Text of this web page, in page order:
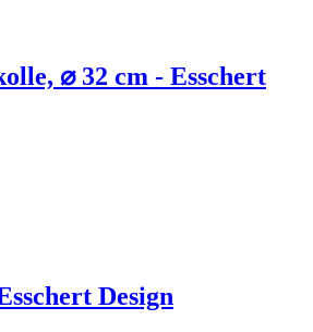
⌀ 32 cm - Esschert
Design